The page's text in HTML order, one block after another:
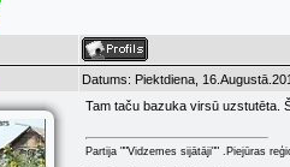
Datums: Piektdiena,
Tam taču bazuka virsū uzstutēta.
Partija ""Vidzemes sijātāji"" .Piejūras